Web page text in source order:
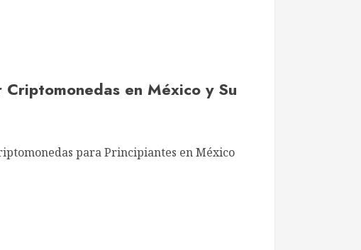
Criptomonedas en México y Su
para Principiantes en México